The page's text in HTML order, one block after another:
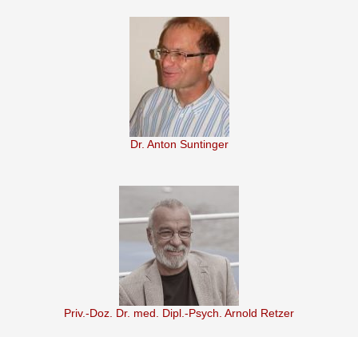
Dr. Anton Suntinger
Priv.-Doz. Dr. med. Dipl.-Psych. Arnold Retzer